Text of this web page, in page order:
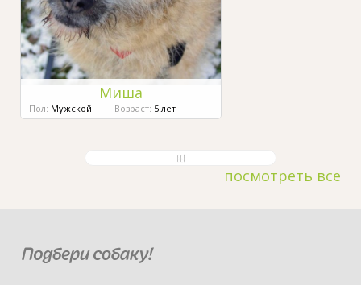
Миша
Пол: Мужской Возраст: 5 лет
посмотреть все